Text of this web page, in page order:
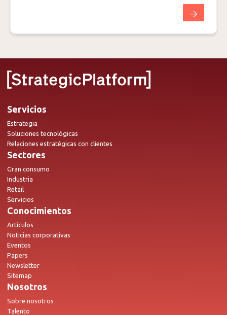
Servicios
Estrategia
Soluciones tecnológicas
Relaciones estratégicas con clientes
Sectores
Gran consumo
Industria
Retail
Servicios
Conocimientos
Artículos
Noticias corporativas
Eventos
Papers
Newsletter
Sitemap
Nosotros
Sobre nosotros
Talento